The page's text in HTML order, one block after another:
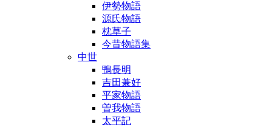
伊勢物語
源氏物語
枕草子
今昔物語集
中世
鴨長明
吉田兼好
平家物語
曽我物語
太平記